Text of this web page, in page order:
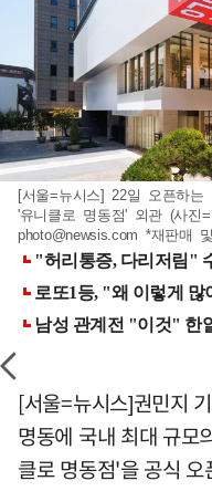
[서울=뉴시스] 22일 오픈하는
'유니클로 명동점'
photo@newsis.com *재판매
[서울=뉴시스]권민지
명동에 국내 최대 규모
클로 명동점'을 공식